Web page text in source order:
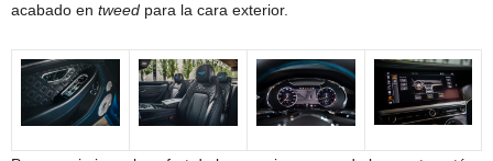
acabado en tweed para la cara exterior.